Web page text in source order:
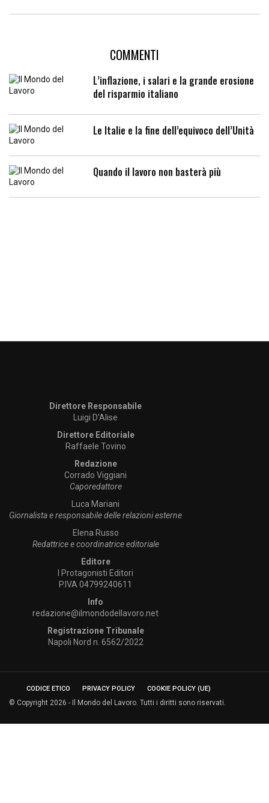
COMMENTI
L’inflazione, i salari e la grande erosione
del risparmio italiano
Le Italie e la fine dell’equivoco dell’Unità
Quando il lavoro non basterà più
Direttore Responsabile
Luigi D’Alise
Direttore Editoriale
Raffaele Tovino
Redazione
Corrado Viggiani
Caporedattore
Luca Mariani
Giornalista e responsabile delle relazioni esterne
Elena Russo
Redattrice e coordinatrice editoriale
Editore
I Protagonisti Editori
P.IVA 04799240611
Info
redazione@ilmondodellavoro.net
Registrazione Tribunale
Napoli Nord n. 6562/2022
CODICE ETICO PRIVACY POLICY COOKIE POLICY (UE)
© Copyright 2026 - Il Mondo del Lavoro. Tutti i diritti sono riservati.